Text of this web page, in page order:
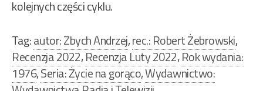
kolejnych części cyklu.
Tag:autor: Zbych Andrzej,rec.: Robert Żebrowski,
Recenzja 2022,Recenzja Luty 2022,Rok wydania:
1976,Seria: Życie na gorąco,Wydawnictwo: